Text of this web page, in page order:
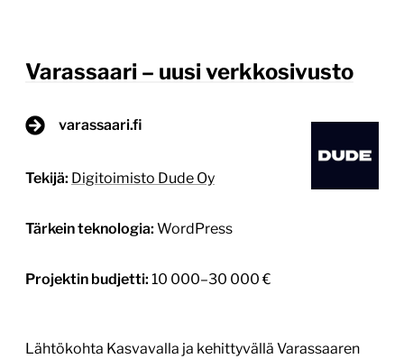
Varassaari – uusi verkkosivusto
varassaari.fi
Tekijä: Digitoimisto Dude Oy
Tärkein teknologia: WordPress
Projektin budjetti: 10 000–30 000 €
Lähtökohta Kasvavalla ja kehittyvällä Varassaaren